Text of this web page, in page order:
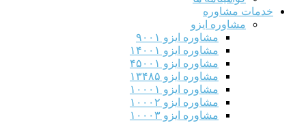
خدمات مشاوره
مشاوره ایزو
مشاوره ایزو ۹۰۰۱
مشاوره ایزو ۱۴۰۰۱
مشاوره ایزو ۴۵۰۰۱
مشاوره ایزو ۱۳۴۸۵
مشاوره ایزو ۱۰۰۰۱
مشاوره ایزو ۱۰۰۰۲
مشاوره ایزو ۱۰۰۰۳